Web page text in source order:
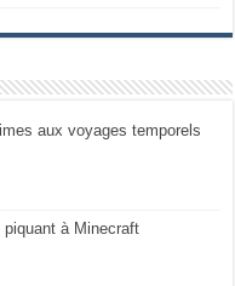
aux voyages temporels
à Minecraft